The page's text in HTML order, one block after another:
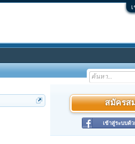
สมัครส
เข้าสู่ระบบด้